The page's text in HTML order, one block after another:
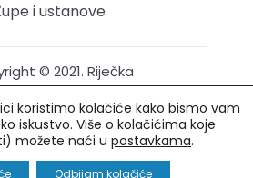
i ustanove
© 2021. Riječka
pridržana.
Creative Media™
koristimo kolačiće kako bismo vam
iskustvo. Više o kolačićima koje
možete naći u postavkama.
Odbijam kolačiće